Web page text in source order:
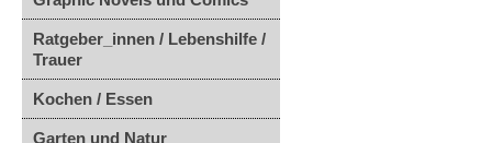
Ratgeber_innen / Lebenshilfe /
Trauer
Kochen / Essen
Garten und Natur